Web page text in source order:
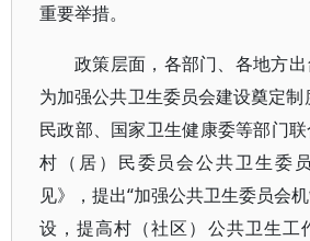
重要举措。
政策层面，各部门、各地方出
为加强公共卫生委员会建设奠定制
民政部、国家卫生健康委等部门
村（居）民委员会公共卫生委
见》，提出“加强公共卫生委员会
设，提高村（社区）公共卫生工